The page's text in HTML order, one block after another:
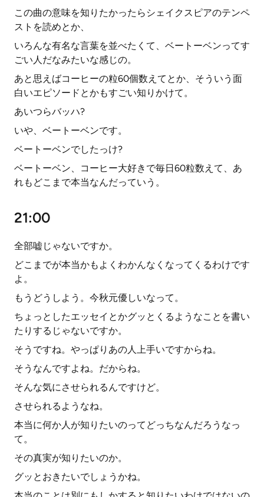
この曲の意味を知りたかったらシェイクスピアのテンペ
ストを読めとか、
いろんな有名な言葉を並べたくて、ベートーベンってす
ごい人だなみたいな感じの。
あと思えばコーヒーの粒60個数えてとか、そういう面
白いエピソードとかもすごい知りかけて。
あいつらバッハ?
いや、ベートーベンです。
ベートーベンでしたっけ?
ベートーベン、コーヒー大好きで毎日60粒数えて、あ
れもどこまで本当なんだっていう。
21:00
全部嘘じゃないですか。
どこまでが本当かもよくわかんなくなってくるわけです
よ。
もうどうしよう。今秋元優しいなって。
ちょっとしたエッセイとかグッとくるようなことを書い
たりするじゃないですか。
そうですね。やっぱりあの人上手いですからね。
そうなんですよね。だからね。
そんな気にさせられるんですけど。
させられるようなね。
本当に何か人が知りたいのってどっちなんだろうなっ
て。
その真実が知りたいのか。
グッとおきたいでしょうかね。